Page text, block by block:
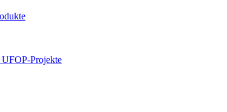
UFOP-Projekte